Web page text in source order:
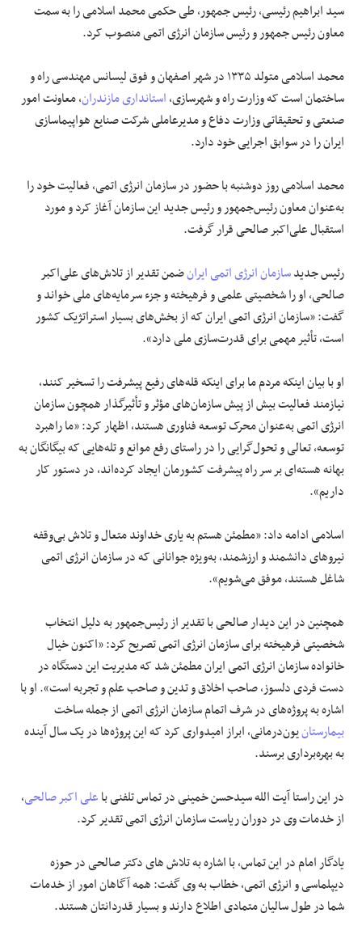
سید ابراهیم رئیسی، رئیس جمهور، طی حکمی محمد اسلامی را به سمت
معاون رئیس جمهور و رئیس سازمان انرژی اتمی منصوب کرد.
محمد اسلامی متولد ۱۳۳۵ در شهر اصفهان و فوق لیسانس مهندسی راه و
ساختمان است که وزارت راه و شهرسازی،استانداریمازندران، معاونت امور
صنعتی و تحقیقاتی وزارت دفاع و مدیرعاملی شرکت صنایع هواپیماسازی
ایران را در سوابق اجرایی خود دارد.
محمد اسلامی روز دوشنبه با حضور در سازمان انرژی اتمی، فعالیت خود را
به‌عنوان معاون رئیس‌جمهور و رئیس جدید این سازمان آغاز کرد و مورد
استقبال علی‌اکبر صالحی قرار گرفت.
رئیس جدیدسازمان انرژی اتمی ایرانضمن تقدیر از تلاش‌های علی‌اکبر
صالحی، او را شخصیتی علمی و فرهیخته و جزء سرمایه‌های ملی خواند و
گفت: «سازمان انرژی اتمی ایران که از بخش‌های بسیار استراتژیک کشور
است، تأثیر مهمی برای قدرت‌سازی ملی دارد».
او با بیان اینکه مردم ما برای اینکه قله‌های رفیع پیشرفت را تسخیر کنند،
نیازمند فعالیت بیش از پیش سازمان‌های مؤثر و تأثیرگذار همچون سازمان
انرژی اتمی به‌عنوان محرک توسعه فناوری هستند، اظهار کرد: «ما راهبرد
توسعه، تعالی و تحول‌گرایی را در راستای رفع موانع و تله‌هایی که بیگانگان به
بهانه هسته‌ای بر سر راه پیشرفت کشورمان ایجاد کرده‌اند، در دستور کار
داریم».
اسلامی ادامه داد: «مطمئن هستم به یاری خداوند متعال و تلاش بی‌وقفه
نیروهای دانشمند و ارزشمند، به‌ویژه جوانانی که در سازمان انرژی اتمی
شاغل هستند، موفق می‌شویم».
همچنین در این دیدار صالحی با تقدیر از رئیس‌جمهور به دلیل انتخاب
شخصیتی فرهیخته برای سازمان انرژی اتمی تصریح کرد: «اکنون خیال
خانواده سازمان انرژی اتمی ایران مطمئن شد که مدیریت این دستگاه در
دست فردی دلسوز، صاحب اخلاق و تدین و صاحب علم و تجربه است». او با
اشاره به پروژه‌های در شرف اتمام سازمان انرژی اتمی از جمله ساخت
بیمارستانیون‌درمانی، ابراز امیدواری کرد که این پروژه‌ها در یک سال آینده
به بهره‌برداری برسند.
در این راستا آیت الله سیدحسن خمینی در تماس تلفنی باعلی اکبر صالحی،
از خدمات وی در دوران ریاست سازمان انرژی اتمی تقدیر کرد.
یادگار امام در این تماس، با اشاره به تلاش های دکتر صالحی در حوزه
دیپلماسی و انرژی اتمی، خطاب به وی گفت: همه آگاهان امور از خدمات
شما در طول سالیان متمادی اطلاع دارند و بسیار قدردانتان هستند.